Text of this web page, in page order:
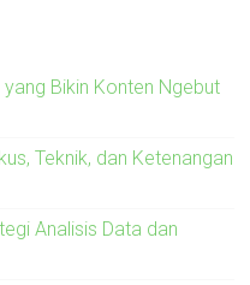
Bikin Konten Ngebut
Teknik, dan Ketenangan
Analisis Data dan